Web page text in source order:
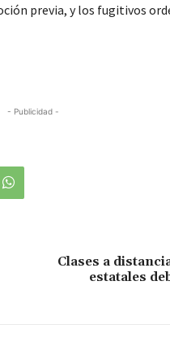
previa, y los fugitivos
- Publicidad -
Clases a
estatales